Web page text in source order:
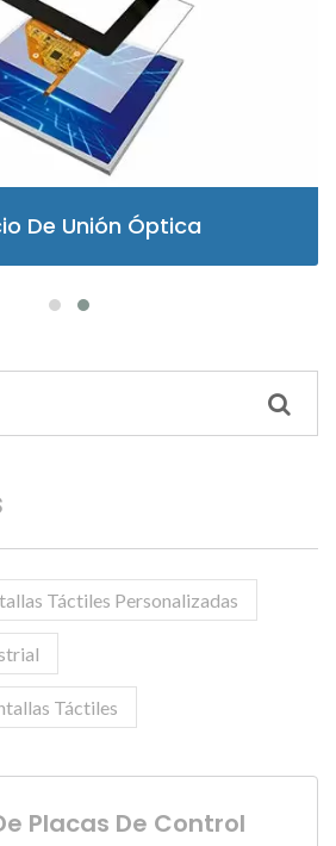
De Unión Óptica
Táctiles Personalizadas
Táctiles
Placas De Control